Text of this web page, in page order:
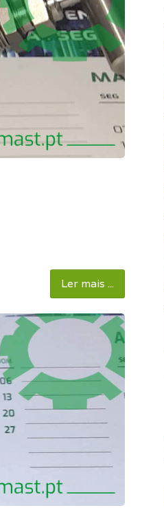
Ler mais ...